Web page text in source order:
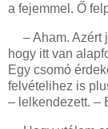
a fejemmel. Ő
– Aham. Azért
hogy itt van
Egy csomó
felvételihez is
– lelkendezett. –